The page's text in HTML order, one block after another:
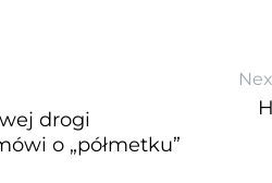
drogi
o „półmetku”